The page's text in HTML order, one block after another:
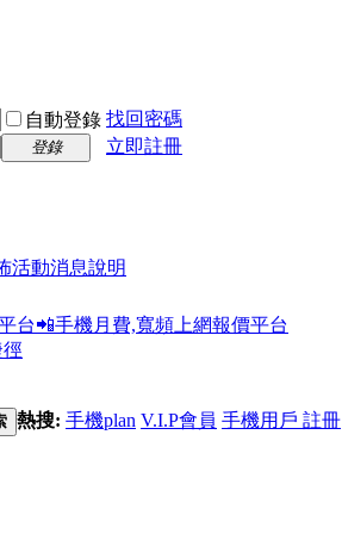
自動登錄 找回密碼
登錄
立即註冊
活動消息說明
台📲手機月費,寬頻上網報價平台
熱搜: 手機plan V.I.P會員 手機用戶 註冊